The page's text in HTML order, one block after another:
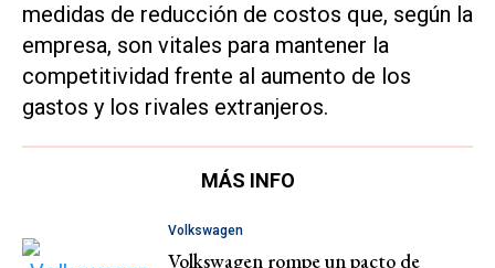
medidas de reducción de costos que, según la
empresa, son vitales para mantener la
competitividad frente al aumento de los
gastos y los rivales extranjeros.
MÁS INFO
Volkswagen
Volkswagen rompe un pacto de